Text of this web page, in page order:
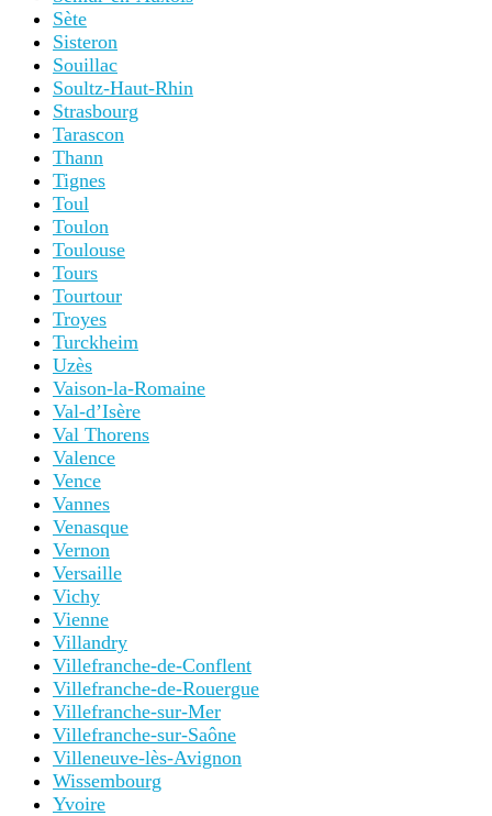
Sète
Sisteron
Souillac
Soultz-Haut-Rhin
Strasbourg
Tarascon
Thann
Tignes
Toul
Toulon
Toulouse
Tours
Tourtour
Troyes
Turckheim
Uzès
Vaison-la-Romaine
Val-d’Isère
Val Thorens
Valence
Vence
Vannes
Venasque
Vernon
Versaille
Vichy
Vienne
Villandry
Villefranche-de-Conflent
Villefranche-de-Rouergue
Villefranche-sur-Mer
Villefranche-sur-Saône
Villeneuve-lès-Avignon
Wissembourg
Yvoire